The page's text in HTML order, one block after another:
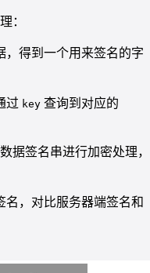
：
，得到一个用来签名的字
过 key 查询到对应的
据签名串进行加密处理，
名，对比服务器端签名和